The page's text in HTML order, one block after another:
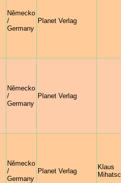
Německo
/
Germany
Planet Verlag
Německo
/
Germany
Planet Verlag
Německo
/
Germany
Planet Verlag
Klaus